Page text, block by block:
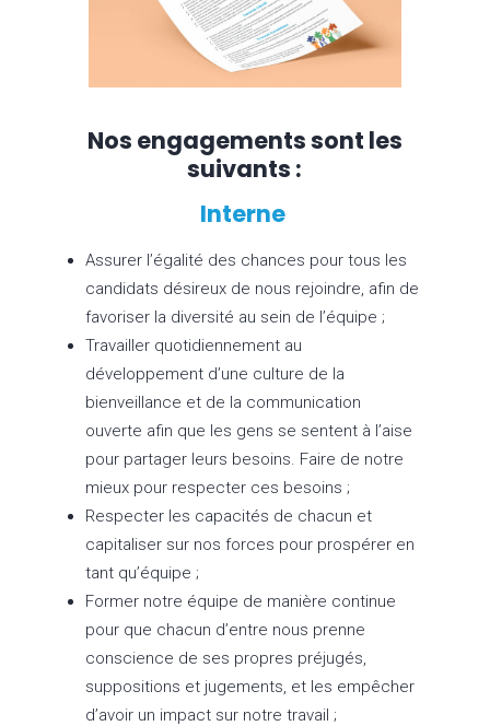
Nos engagements sont les
suivants :
Interne
Assurer l’égalité des chances pour tous les
candidats désireux de nous rejoindre, afin de
favoriser la diversité au sein de l’équipe ;
Travailler quotidiennement au
développement d’une culture de la
bienveillance et de la communication
ouverte afin que les gens se sentent à l’aise
pour partager leurs besoins. Faire de notre
mieux pour respecter ces besoins ;
Respecter les capacités de chacun et
capitaliser sur nos forces pour prospérer en
tant qu’équipe ;
Former notre équipe de manière continue
pour que chacun d’entre nous prenne
conscience de ses propres préjugés,
suppositions et jugements, et les empêcher
d’avoir un impact sur notre travail ;